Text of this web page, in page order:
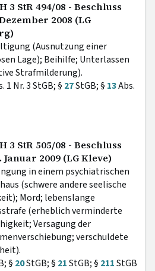
3 StR 494/08 - Beschluss
2008 (LG
(Ausnutzung einer
Lage); Beihilfe; Unterlassen
Strafmilderung).
1 Nr. 3 StGB; § 27StGB; § 13Abs.
3 StR 505/08 - Beschluss
Januar 2009 (LG Kleve)
in einem psychiatrischen
(schwere andere seelische
Mord; lebenslange
(erheblich verminderte
Versagung der
verschuldete
§ 20StGB; § 21StGB; § 211StGB